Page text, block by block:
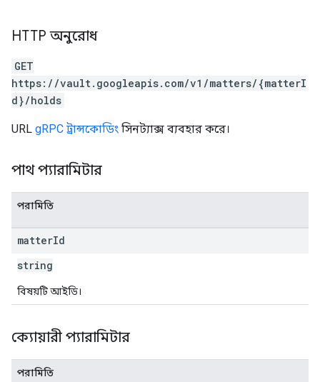
HTTP অনুরোধ
GET
https://vault.googleapis.com/v1/matters/{matterI
d}/holds
URL gRPC ট্রান্সকোডিং সিনট্যাক্স ব্যবহার করে।
পাথ প্যারামিটার
পরামিতি
matterId
string
বিষয়টি আইডি।
ক্যোয়ারী প্যারামিটার
পরামিতি